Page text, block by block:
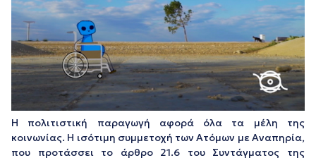
Η πολιτιστική παραγωγή αφορά όλα τα μέλη της
κοινωνίας. Η ισότιμη συμμετοχή των Ατόμων με Αναπηρία,
που προτάσσει το άρθρο 21.6 του Συντάγματος της